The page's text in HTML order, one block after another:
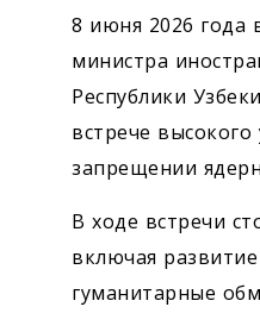
8 июня 2026 года
министра
Республики
встрече
запрещении
В ходе встречи
включая
гуманитарные